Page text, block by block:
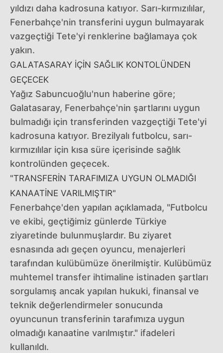
yıldızı daha kadrosuna katıyor. Sarı-kırmızılılar,
Fenerbahçe'nin transferini uygun bulmayarak
vazgeçtiği Tete'yi renklerine bağlamaya çok
yakın.
GALATASARAY İÇİN SAĞLIK KONTOLÜNDEN
GEÇECEK
Yağız Sabuncuoğlu'nun haberine göre;
Galatasaray, Fenerbahçe'nin şartlarını uygun
bulmadığı için transferinden vazgeçtiği Tete'yi
kadrosuna katıyor. Brezilyalı futbolcu, sarı-
kırmızılılar için kısa süre içerisinde sağlık
kontrolünden geçecek.
"TRANSFERİN TARAFIMIZA UYGUN OLMADIĞI
KANAATİNE VARILMIŞTIR"
Fenerbahçe'den yapılan açıklamada, "Futbolcu
ve ekibi, geçtiğimiz günlerde Türkiye
ziyaretinde bulunmuşlardır. Bu ziyaret
esnasında adı geçen oyuncu, menajerleri
tarafından kulübümüze önerilmiştir. Kulübümüz
muhtemel transfer ihtimaline istinaden şartları
sorgulamış ancak yapılan hukuki, finansal ve
teknik değerlendirmeler sonucunda
oyuncunun transferinin tarafımıza uygun
olmadığı kanaatine varılmıştır." ifadeleri
kullanıldı.